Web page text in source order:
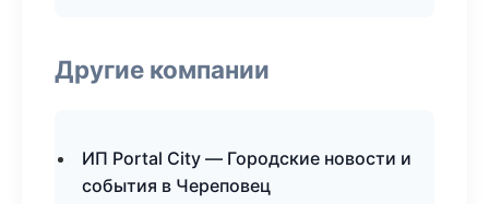
Другие компании
ИП Portal City — Городские новости и
события в Череповец